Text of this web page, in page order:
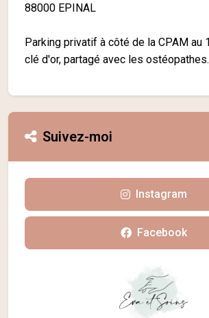
88000 EPINAL
Parking privatif à côté de la CPAM au
clé d'or, partagé avec les ostéopathes.
Suivez-moi
Instagram
Facebook